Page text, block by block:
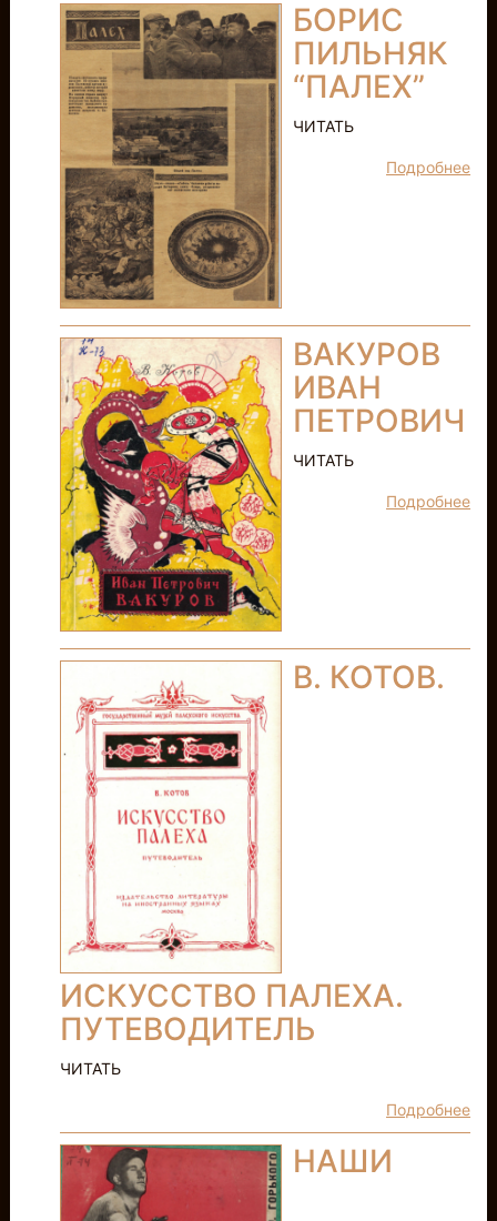
БОРИС
ПИЛЬНЯК
“ПАЛЕХ”
ЧИТАТЬ
Подробнее
ВАКУРОВ
ИВАН
ПЕТРОВИЧ
ЧИТАТЬ
Подробнее
В. КОТОВ.
ИСКУССТВО ПАЛЕХА.
ПУТЕВОДИТЕЛЬ
ЧИТАТЬ
Подробнее
НАШИ